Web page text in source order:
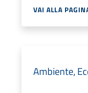
VAI ALLA
Ambiente,